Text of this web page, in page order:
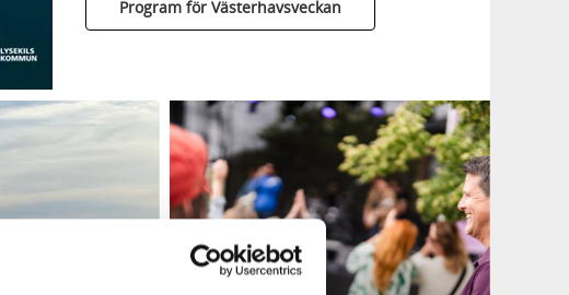
Program för Västerhavsveckan